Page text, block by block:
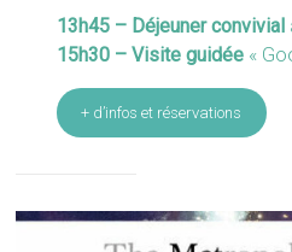
13h45 – Déjeuner convivial
15h30 – Visite guidée «
+ d’infos et réservations